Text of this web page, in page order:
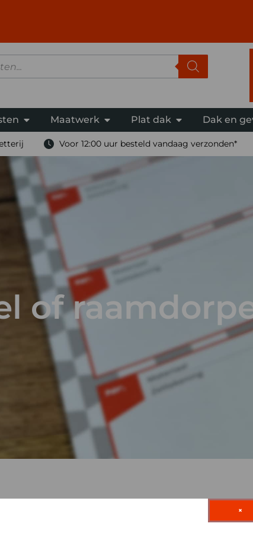
Maatwerk Plat dak Dak en
Voor 12:00 uur besteld vandaag verzonden*
of
of ×